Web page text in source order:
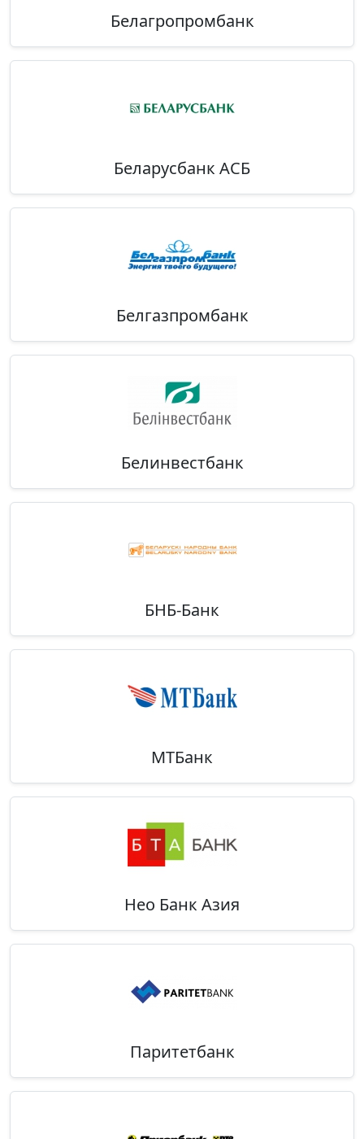
Белагропромбанк
Беларусбанк АСБ
Белгазпромбанк
Белинвестбанк
БНБ-Банк
МТБанк
Нео Банк Азия
Паритетбанк